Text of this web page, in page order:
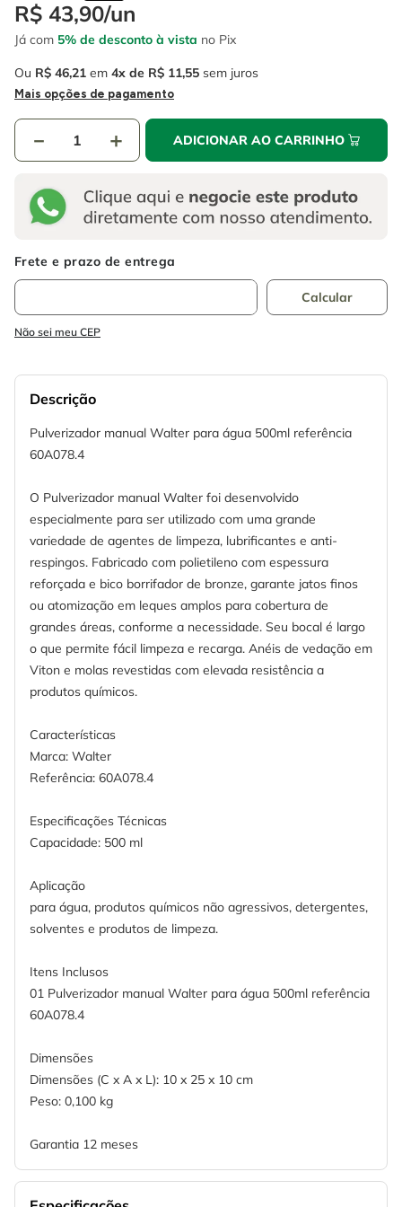
R$ 43,90/un
Já com 5% de desconto à vista no Pix
Ou R$ 46,21 em 4 R$ 11,55 sem juros
Mais opções de pagamento
＋
－ ADICIONAR AO CARRINHO
Não sei meu CEP
Descrição
Pulverizador manual Walter para água 500ml referência
60A078.4
O Pulverizador manual Walter foi desenvolvido
especialmente para ser utilizado com uma grande
variedade de agentes de limpeza, lubrificantes e anti-
respingos. Fabricado com polietileno com espessura
reforçada e bico borrifador de bronze, garante jatos finos
ou atomização em leques amplos para cobertura de
grandes áreas, conforme a necessidade. Seu bocal é largo
o que permite fácil limpeza e recarga. Anéis de vedação em
Viton e molas revestidas com elevada resistência a
produtos químicos.
Características
Marca: Walter
Referência: 60A078.4
Especificações Técnicas
Capacidade: 500 ml
Aplicação
para água, produtos químicos não agressivos, detergentes,
solventes e produtos de limpeza.
Itens Inclusos
01 Pulverizador manual Walter para água 500ml referência
60A078.4
Dimensões
Dimensões (C x A x L): 10 x 25 x 10 cm
Peso: 0,100 kg
Garantia 12 meses
6 serra copo
7º luva
8º fio
alicate
º escada
º serra circular
º serra copo
fio
alicate